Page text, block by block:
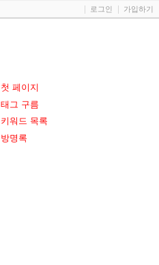
첫 페이지
태그 구름
키워드 목록
방명록
로그인 가입하기